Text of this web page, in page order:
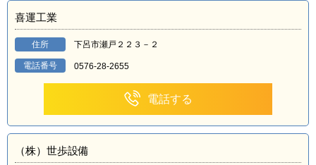
喜運工業
住所 下呂市瀬戸２２３－２
電話番号 0576-28-2655
電話する
（株）世歩設備